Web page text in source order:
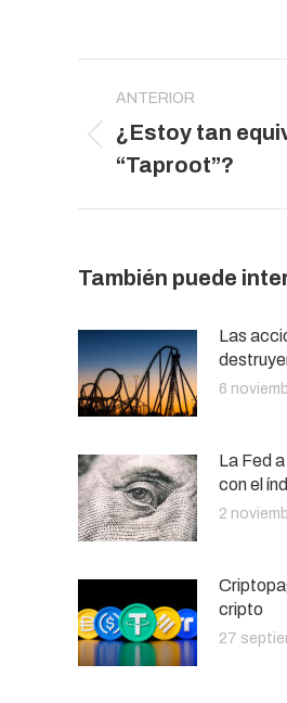
entre
ANTERIOR
Publicación
anterior:
¿Estoy tan
“Taproot”?
También puede
Las
6
La Fed
con el
2
cripto
27